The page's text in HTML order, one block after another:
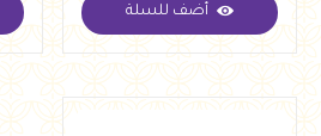
جنيه
أضف للسلة
جنيه